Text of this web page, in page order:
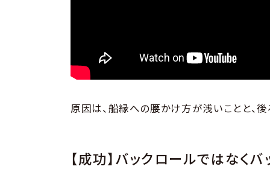
原因は、船縁への腰かけ方が浅いことと、
【成功】バックロールではなくバ